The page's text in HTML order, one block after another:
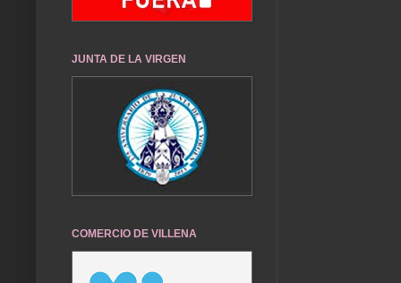
JUNTA DE LA VIRGEN
COMERCIO DE VILLENA